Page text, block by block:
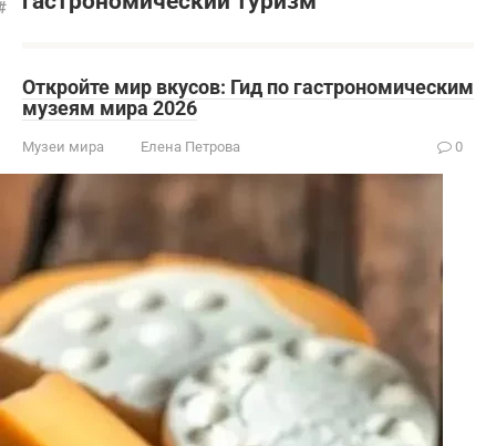
Откройте мир вкусов: Гид по гастрономическим
музеям мира 2026
Музеи мира Елена Петрова 0